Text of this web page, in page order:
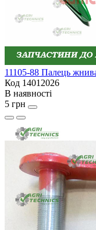
11105-88 Палець
Код 14012026
В наявності
5 грн